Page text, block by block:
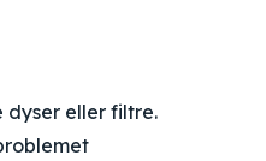
dyser eller filtre.